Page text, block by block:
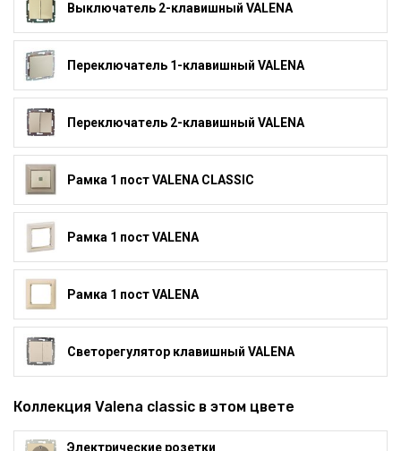
Выключатель 2-клавишный VALENA
Переключатель 1-клавишный VALENA
Переключатель 2-клавишный VALENA
Рамка 1 пост VALENA CLASSIC
Рамка 1 пост VALENA
Рамка 1 пост VALENA
Светорегулятор клавишный VALENA
Коллекция Valena classic в этом цвете
Электрические розетки